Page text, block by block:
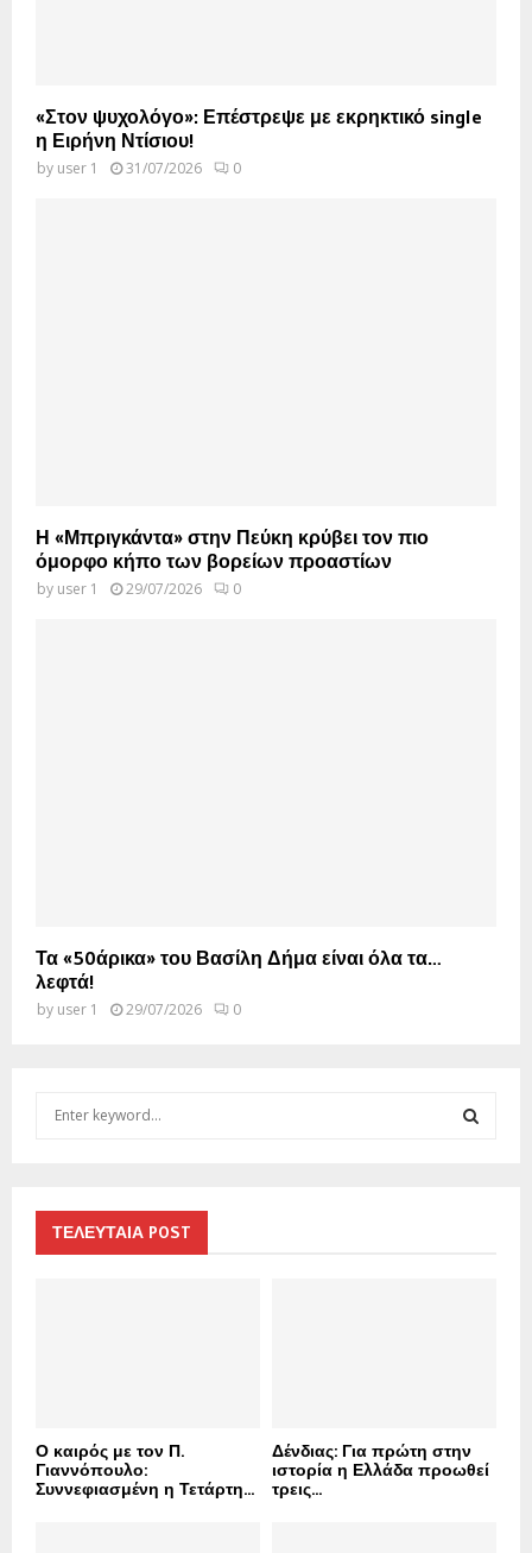
«Στον ψυχολόγο»: Επέστρεψε με εκρηκτικό single
η Ειρήνη Ντίσιου!
by user 1 31/07/2026 0
Η «Μπριγκάντα» στην Πεύκη κρύβει τον πιο
όμορφο κήπο των βορείων προαστίων
by user 1 29/07/2026 0
Τα «50άρικα» του Βασίλη Δήμα είναι όλα τα…
λεφτά!
by user 1 29/07/2026 0
f
ΤΕΛΕΥΤΑΙΑ POST
Ο καιρός με τον Π.
Γιαννόπουλο:
Συννεφιασμένη η Τετάρτη...
Δένδιας: Για πρώτη στην
ιστορία η Ελλάδα προωθεί
τρεις...